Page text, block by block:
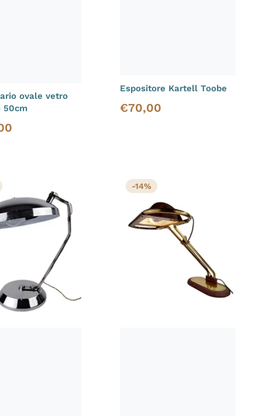
ovale vetro
50cm
vendita
Espositore Kartell Toobe
Prezzo di vendita
€70,00
-14%